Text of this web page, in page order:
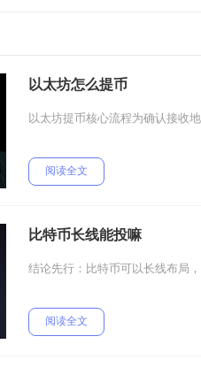
以太坊怎么提币
以太坊提币核心流程为确认接收
阅读全文
比特币长线能投嘛
结论先行：比特币可以长线布局
阅读全文